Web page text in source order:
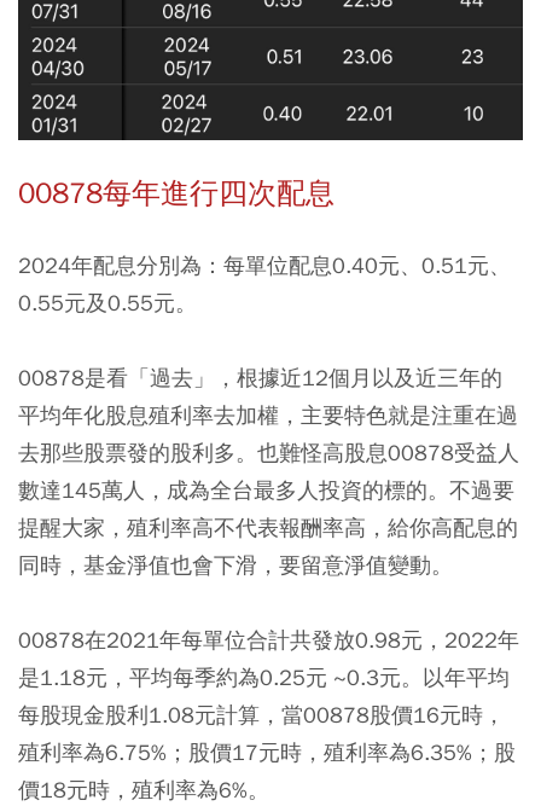
00878每年進行四次配息
2024年配息分別為：每單位配息0.40元、0.51元、
0.55元及0.55元。
00878是看「過去」，根據近12個月以及近三年的
平均年化股息殖利率去加權，主要特色就是注重在過
去那些股票發的股利多。也難怪高股息00878受益人
數達145萬人，成為全台最多人投資的標的。不過要
提醒大家，殖利率高不代表報酬率高，給你高配息的
同時，基金淨值也會下滑，要留意淨值變動。
00878在2021年每單位合計共發放0.98元，2022年
是1.18元，平均每季約為0.25元 ~0.3元。以年平均
每股現金股利1.08元計算，當00878股價16元時，
殖利率為6.75%；股價17元時，殖利率為6.35%；股
價18元時，殖利率為6%。